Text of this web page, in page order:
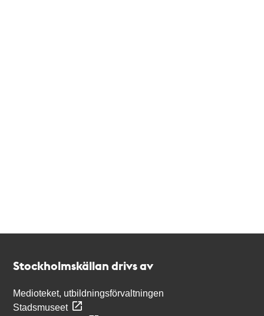
Stockholmskällan drivs av
Medioteket, utbildningsförvaltningen
Stadsmuseet